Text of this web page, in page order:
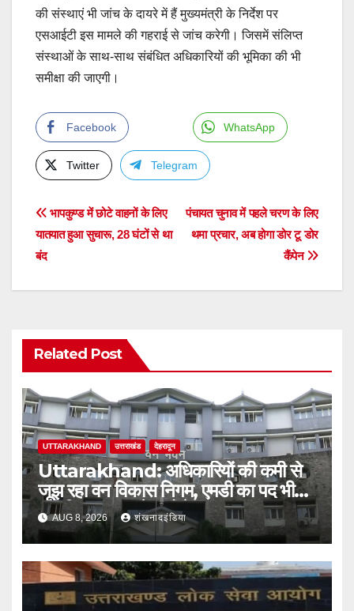
की संस्थाएं भी जांच के दायरे में हैं मुख्यमंत्री के निर्देश पर
एसआईटी इस मामले की गहराई से जांच करेगी। जिसमें संलिप्त
संस्थाओं के साथ-साथ संबंधित अधिकारियों की भूमिका की भी
समीक्षा की जाएगी।
Facebook WhatsApp
Twitter Telegram
Post
navigation
पंचायत चुनाव में पहले चरण के लिए
थमा प्रचार, अब होगा डोर टू डोर
कैंपेन
भापकुण्ड में छोटे वाहनों के लिए
यातयात हुआ सुचारू, 28 घंटों से था
बंद
Related Post
UTTARAKHAND उत्तराखंड देहरादून
Uttarakhand: अधिकारियों की कमी से
जूझ रहा वन विकास निगम, एमडी का पद भी
अतिरिक्त प्रभार के भरोसे
AUG 8, 2026 शंखनादइंडिया